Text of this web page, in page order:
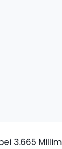
3.665